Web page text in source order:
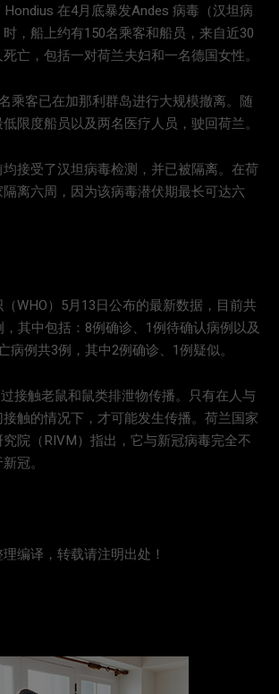
在4月底暴发Andes 病毒（汉坦病
，船上约有150名乘客和船员，来自近30
亡，包括一对荷兰夫妇和一名德国女性。
乘客已在加那利群岛进行大规模撤离。随
限度船员以及两名医疗人员，驶回荷兰。
接受了汉坦病毒检测，并已被隔离。在荷
离六周，因为该病毒潜伏期最长可达六
WHO）5月13日公布的最新数据，目前共
其中包括：8例确诊、1例待确认病例以及
病例共3例，其中2例确诊、1例疑似。
接触老鼠和鼠类排泄物传播。只有在人与
触的情况下，才可能发生传播。荷兰国家
院（RIVM）指出，它与新冠病毒完全不
冠。
编译，转载请注明出处！